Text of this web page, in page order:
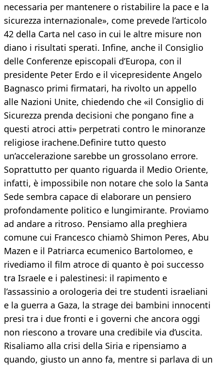
necessaria per mantenere o ristabilire la pace e la
sicurezza internazionale», come prevede l’articolo
42 della Carta nel caso in cui le altre misure non
diano i risultati sperati. Infine, anche il Consiglio
delle Conferenze episcopali d’Europa, con il
presidente Peter Erdo e il vicepresidente Angelo
Bagnasco primi firmatari, ha rivolto un appello
alle Nazioni Unite, chiedendo che «il Consiglio di
Sicurezza prenda decisioni che pongano fine a
questi atroci atti» perpetrati contro le minoranze
religiose irachene.Definire tutto questo
un’accelerazione sarebbe un grossolano errore.
Soprattutto per quanto riguarda il Medio Oriente,
infatti, è impossibile non notare che solo la Santa
Sede sembra capace di elaborare un pensiero
profondamente politico e lungimirante. Proviamo
ad andare a ritroso. Pensiamo alla preghiera
comune cui Francesco chiamò Shimon Peres, Abu
Mazen e il Patriarca ecumenico Bartolomeo, e
rivediamo il film atroce di quanto è poi successo
tra Israele e i palestinesi: il rapimento e
l’assassinio a orologeria dei tre studenti israeliani
e la guerra a Gaza, la strage dei bambini innocenti
presi tra i due fronti e i governi che ancora oggi
non riescono a trovare una credibile via d’uscita.
Risaliamo alla crisi della Siria e ripensiamo a
quando, giusto un anno fa, mentre si parlava di un